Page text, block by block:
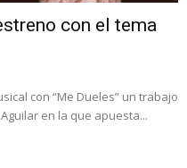
con el tema
con “Me Dueles” un trabajo
en la que apuesta...